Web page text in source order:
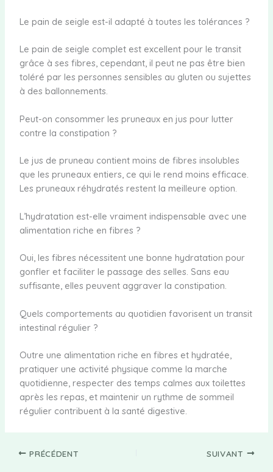
Le pain de seigle est-il adapté à toutes les tolérances ?
Le pain de seigle complet est excellent pour le transit
grâce à ses fibres, cependant, il peut ne pas être bien
toléré par les personnes sensibles au gluten ou sujettes
à des ballonnements.
Peut-on consommer les pruneaux en jus pour lutter
contre la constipation ?
Le jus de pruneau contient moins de fibres insolubles
que les pruneaux entiers, ce qui le rend moins efficace.
Les pruneaux réhydratés restent la meilleure option.
L’hydratation est-elle vraiment indispensable avec une
alimentation riche en fibres ?
Oui, les fibres nécessitent une bonne hydratation pour
gonfler et faciliter le passage des selles. Sans eau
suffisante, elles peuvent aggraver la constipation.
Quels comportements au quotidien favorisent un transit
intestinal régulier ?
Outre une alimentation riche en fibres et hydratée,
pratiquer une activité physique comme la marche
quotidienne, respecter des temps calmes aux toilettes
après les repas, et maintenir un rythme de sommeil
régulier contribuent à la santé digestive.
PRÉCÉDENT SUIVANT